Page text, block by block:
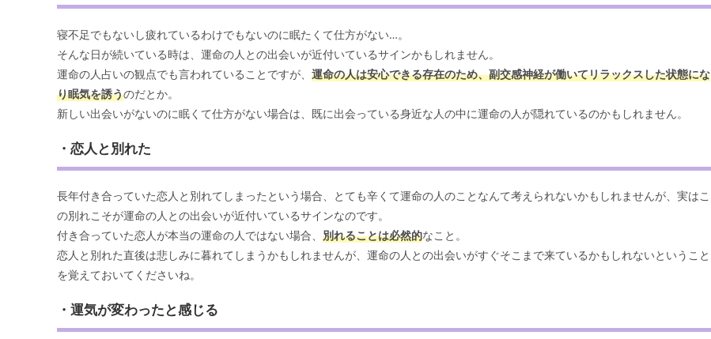
寝不足でもないし疲れているわけでもないのに眠たくて仕方がない…。
そんな日が続いている時は、運命の人との出会いが近付いているサインかもしれません。
運命の人占いの観点でも言われていることですが、 運命の人は安心できる存在のため、副交感神経が働いてリラックスした状態にな
り眠気を誘うのだとか。
新しい出会いがないのに眠くて仕方がない場合は、既に出会っている身近な人の中に運命の人が隠れているのかもしれません。
・恋人と別れた
長年付き合っていた恋人と別れてしまったという場合、とても辛くて運命の人のことなんて考えられないかもしれませんが、実はこ
の別れこそが運命の人との出会いが近付いているサインなのです。
付き合っていた恋人が本当の運命の人ではない場合、 別れることは必然的なこと。
恋人と別れた直後は悲しみに暮れてしまうかもしれませんが、運命の人との出会いがすぐそこまで来ているかもしれないということ
を覚えておいてくださいね。
・運気が変わったと感じる